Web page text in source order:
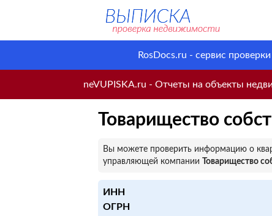
RosDocs.ru - сервис
neVUPISKA.ru - Отчеты на объекты
Товарищество
Вы можете проверить информацию о
управляющей компании
Товарищество
ИНН
ОГРН